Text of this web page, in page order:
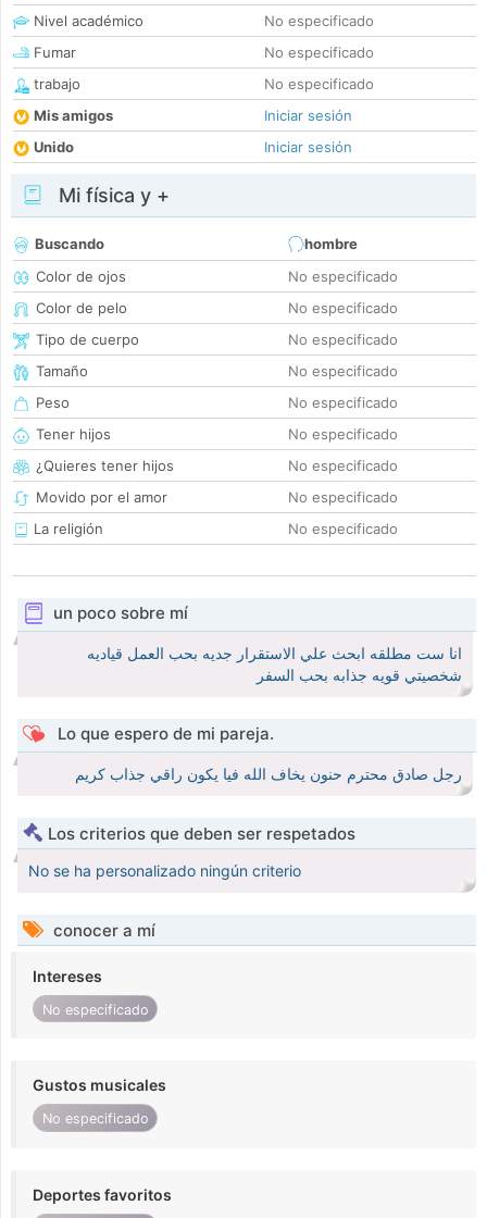
Nivel académico
No especificado
Fumar
No especificado
trabajo
No especificado
Mis amigos
Iniciar sesión
Unido
Iniciar sesión
Mi física y +
Buscando
hombre
Color de ojos
No especificado
Color de pelo
No especificado
Tipo de cuerpo
No especificado
Tamaño
No especificado
Peso
No especificado
Tener hijos
No especificado
¿Quieres tener hijos
No especificado
Movido por el amor
No especificado
La religión
No especificado
un poco sobre mí
انا ست مطلقه ابحث علي الاستقرار جديه بحب العمل قياديه
شخصيتي قويه جذابه بحب السفر
Lo que espero de mi pareja.
رجل صادق محترم حنون يخاف الله فيا يكون راقي جذاب كريم
Los criterios que deben ser respetados
No se ha personalizado ningún criterio
conocer a mí
Intereses
No especificado
Gustos musicales
No especificado
Deportes favoritos